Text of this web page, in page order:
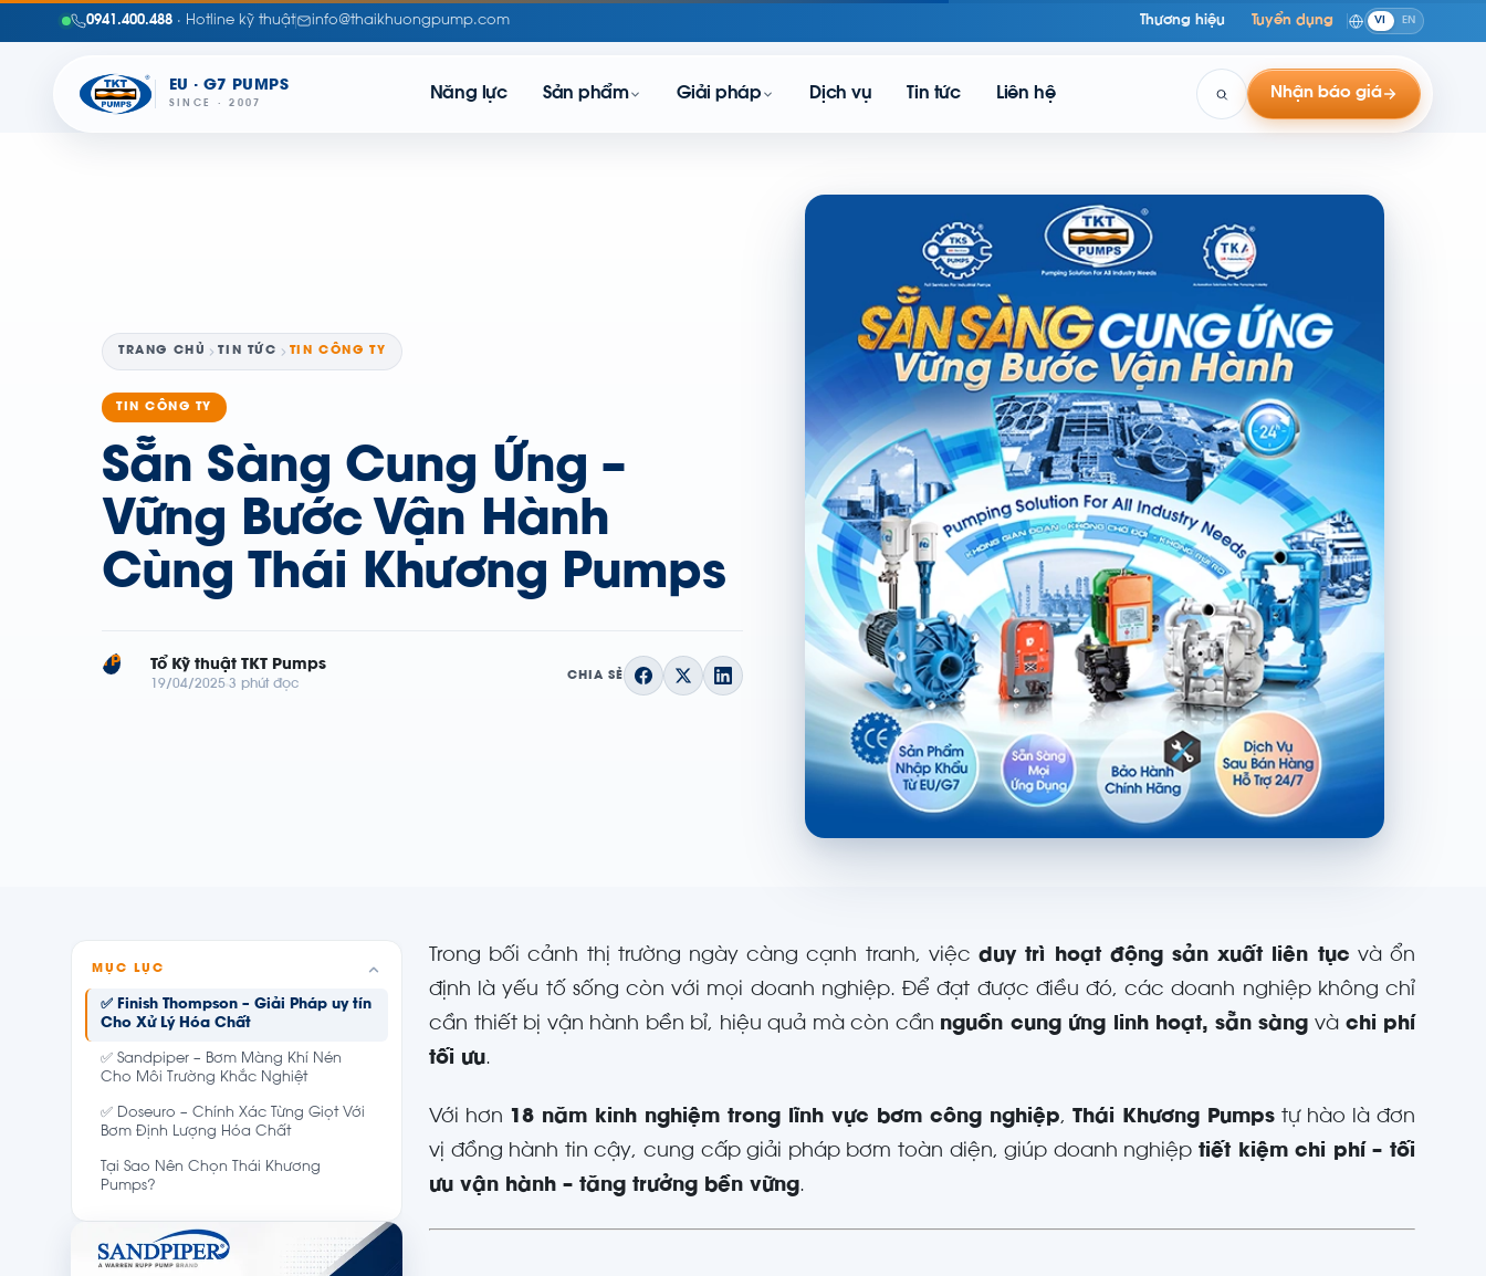
0941.400.488 · Hotline kỹ thuật info@thaikhuongpump.com Thương hiệu Tuyển dụng VI EN
EU · G7 PUMPS
SINCE · 2007
Năng lực Sản phẩm Giải pháp Dịch vụ Tin tức Liên hệ Nhận báo giá
TRANG CHỦ TIN TỨC TIN CÔNG TY
TIN CÔNG TY
Sẵn Sàng Cung Ứng –
Vững Bước Vận Hành
Cùng Thái Khương Pumps
TP Tổ Kỹ thuật TKT Pumps
19/04/2025 3 phút đọc
CHIA SẺ
MỤC LỤC
✅ Finish Thompson – Giải Pháp uy tín
Cho Xử Lý Hóa Chất
✅ Sandpiper – Bơm Màng Khí Nén
Cho Môi Trường Khắc Nghiệt
✅ Doseuro – Chính Xác Từng Giọt Với
Bơm Định Lượng Hóa Chất
Tại Sao Nên Chọn Thái Khương
Pumps?
Trong bối cảnh thị trường ngày càng cạnh tranh, việcduy trì hoạt động sản xuất liên tục và ổn
định là yếu tố sống còn với mọi doanh nghiệp. Để đạt được điều đó, các doanh nghiệp không chỉ
cần thiết bị vận hành bền bỉ, hiệu quả mà còn cần nguồn cung ứng linh hoạt, sẵn sàng và chi phí
tối ưu.
Với hơn 18 năm kinh nghiệm trong lĩnh vực bơm công nghiệp, Thái Khương Pumps tự hào là đơn
vị đồng hành tin cậy, cung cấp giải pháp bơm toàn diện, giúp doanh nghiệp tiết kiệm chi phí – tối
ưu vận hành – tăng trưởng bền vững.